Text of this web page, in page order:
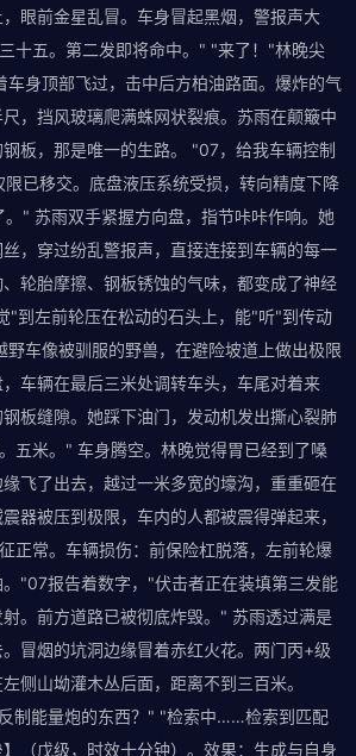
眼前金星乱冒。车身冒起黑烟，警报声大
十五。第二发即将命中。" "来了！"林晚尖
车身顶部飞过，击中后方柏油路面。爆炸的气
，挡风玻璃爬满蛛网状裂痕。苏雨在颠簸中
板，那是唯一的生路。 "07，给我车辆控制
已移交。底盘液压系统受损，转向精度下降
" 苏雨双手紧握方向盘，指节咔咔作响。她
，穿过纷乱警报声，直接连接到车辆的每一
轮胎摩擦、钢板锈蚀的气味，都变成了神经
"到左前轮压在松动的石头上，能"听"到传动
野车像被驯服的野兽，在避险坡道上做出极限
车辆在最后三米处调转车头，车尾对着来
板缝隙。她踩下油门，发动机发出撕心裂肺
五米。" 车身腾空。林晚觉得胃已经到了嗓
飞了出去，越过一米多宽的壕沟，重重砸在
器被压到极限，车内的人都被震得弹起来，
正常。车辆损伤：前保险杠脱落，左前轮爆
"07报告着数字，"伏击者正在装填第三发能
。前方道路已被彻底炸毁。" 苏雨透过满是
冒烟的坑洞边缘冒着赤红火花。两门丙+级
侧山坳灌木丛后面，距离不到三百米。
制能量炮的东西？" "检索中……检索到匹配
（戊级，时效十分钟）。效果：生成与自身